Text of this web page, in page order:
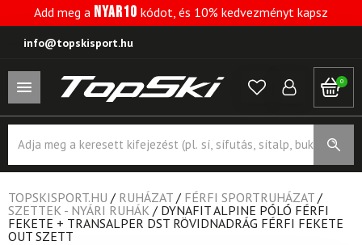
Add meg a NYAR10 kódot, és 10% kedvezményt kapsz
info@topskisport.hu
0
search
TOPSKISPORT.HU / RUHÁZAT / FÉRFI SPORTRUHÁZAT /
SZETTEK - NYÁRI RUHÁK / DYNAFIT ALPINE PÓLÓ FÉRFI
FEKETE + TRANSALPER DST RÖVIDNADRÁG FÉRFI FEKETE
OUT SZETT